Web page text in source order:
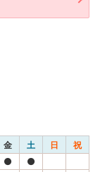
金 土 日 祝